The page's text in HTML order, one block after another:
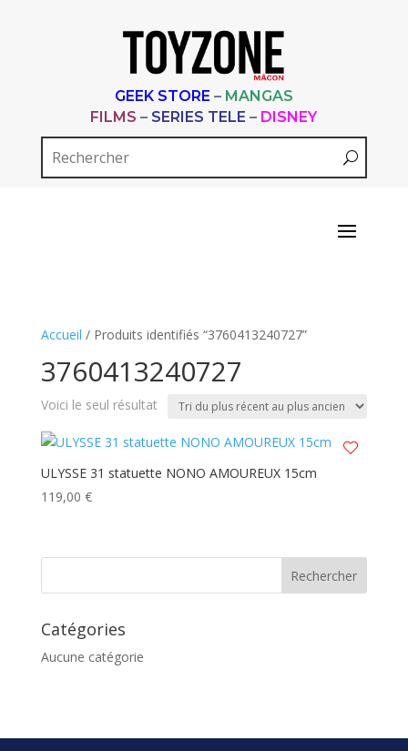
GEEK STORE – MANGAS
FILMS – SERIES TELE – DISNEY
Accueil / Produits identifiés “3760413240727”
3760413240727
Voici le seul résultat
ULYSSE 31 statuette NONO AMOUREUX 15cm
119,00 €
Catégories
Aucune catégorie